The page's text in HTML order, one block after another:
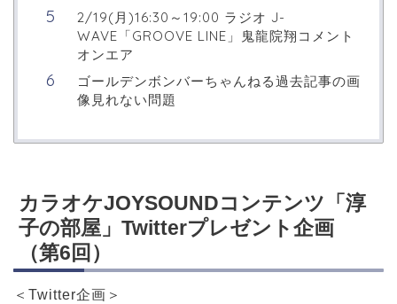
2/19(月)16:30～19:00 ラジオ J-
WAVE「GROOVE LINE」鬼龍院翔コメント
オンエア
ゴールデンボンバーちゃんねる過去記事の画
像見れない問題
カラオケJOYSOUNDコンテンツ「淳
子の部屋」Twitterプレゼント企画
（第6回）
＜Twitter企画＞